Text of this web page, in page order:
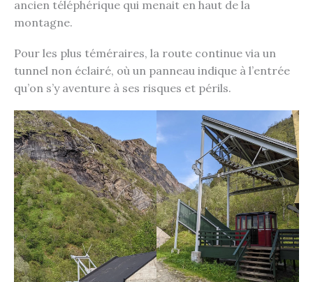
ancien téléphérique qui menait en haut de la
montagne.
Pour les plus téméraires, la route continue via un
tunnel non éclairé, où un panneau indique à l’entrée
qu’on s’y aventure à ses risques et périls.